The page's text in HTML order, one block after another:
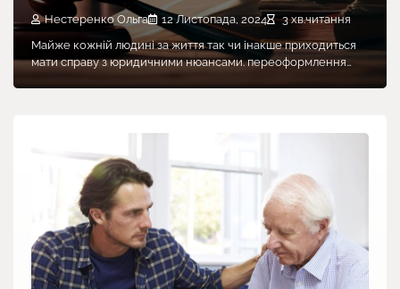
Нестеренко Ольга 12 Листопада, 2024
3 хв.читання
Майже кожній людині за життя так чи інакше приходиться
мати справу з юридичними нюансами. переоформлення…